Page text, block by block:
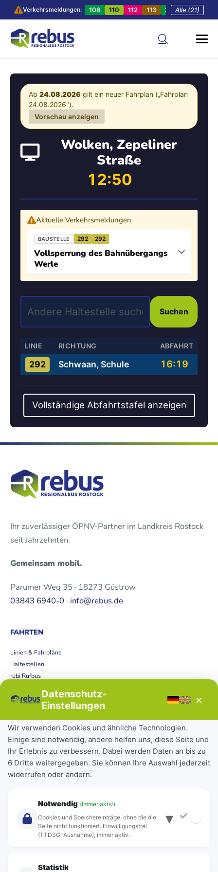
Verkehrsmeldungen: 106 110 112 113 201 202
Alle (21)
Ab 24.08.2026 gilt ein neuer Fahrplan („Fahrplan
24.08.2026").
Vorschau anzeigen
Wolken, Zepeliner
Straße
12:50
Aktuelle Verkehrsmeldungen
BAUSTELLE 292 292
Vollsperrung des Bahnübergangs
Werle
Suchen
LINIE RICHTUNG ABFAHRT
292 Schwaan, Schule 16:19
Vollständige Abfahrtstafel anzeigen
Ihr zuverlässiger ÖPNV-Partner im Landkreis Rostock
seit Jahrzehnten.
Gemeinsam mobil.
Parumer Weg 35 · 18273 Güstrow
03843 6940-0 · info@rebus.de
FAHRTEN
Linien & Fahrpläne
Haltestellen
rubi Rufbus
Störungen
Tickets & Tarife
Deutschlandticket
Schülerkarte
Einzeltickets
Abonnements
Über Rebus
Datenschutz-
Einstellungen
×
Wir verwenden Cookies und ähnliche Technologien.
Einige sind notwendig, andere helfen uns, diese Seite und
Ihr Erlebnis zu verbessern. Dabei werden Daten an bis zu
6 Dritte weitergegeben. Sie können Ihre Auswahl jederzeit
widerrufen oder ändern.
Notwendig (Immer aktiv)
Cookies und Speichereinträge, ohne die die
Seite nicht funktioniert. Einwilligungsfrei
(TTDSG-Ausnahme), immer aktiv.
▾
Statistik